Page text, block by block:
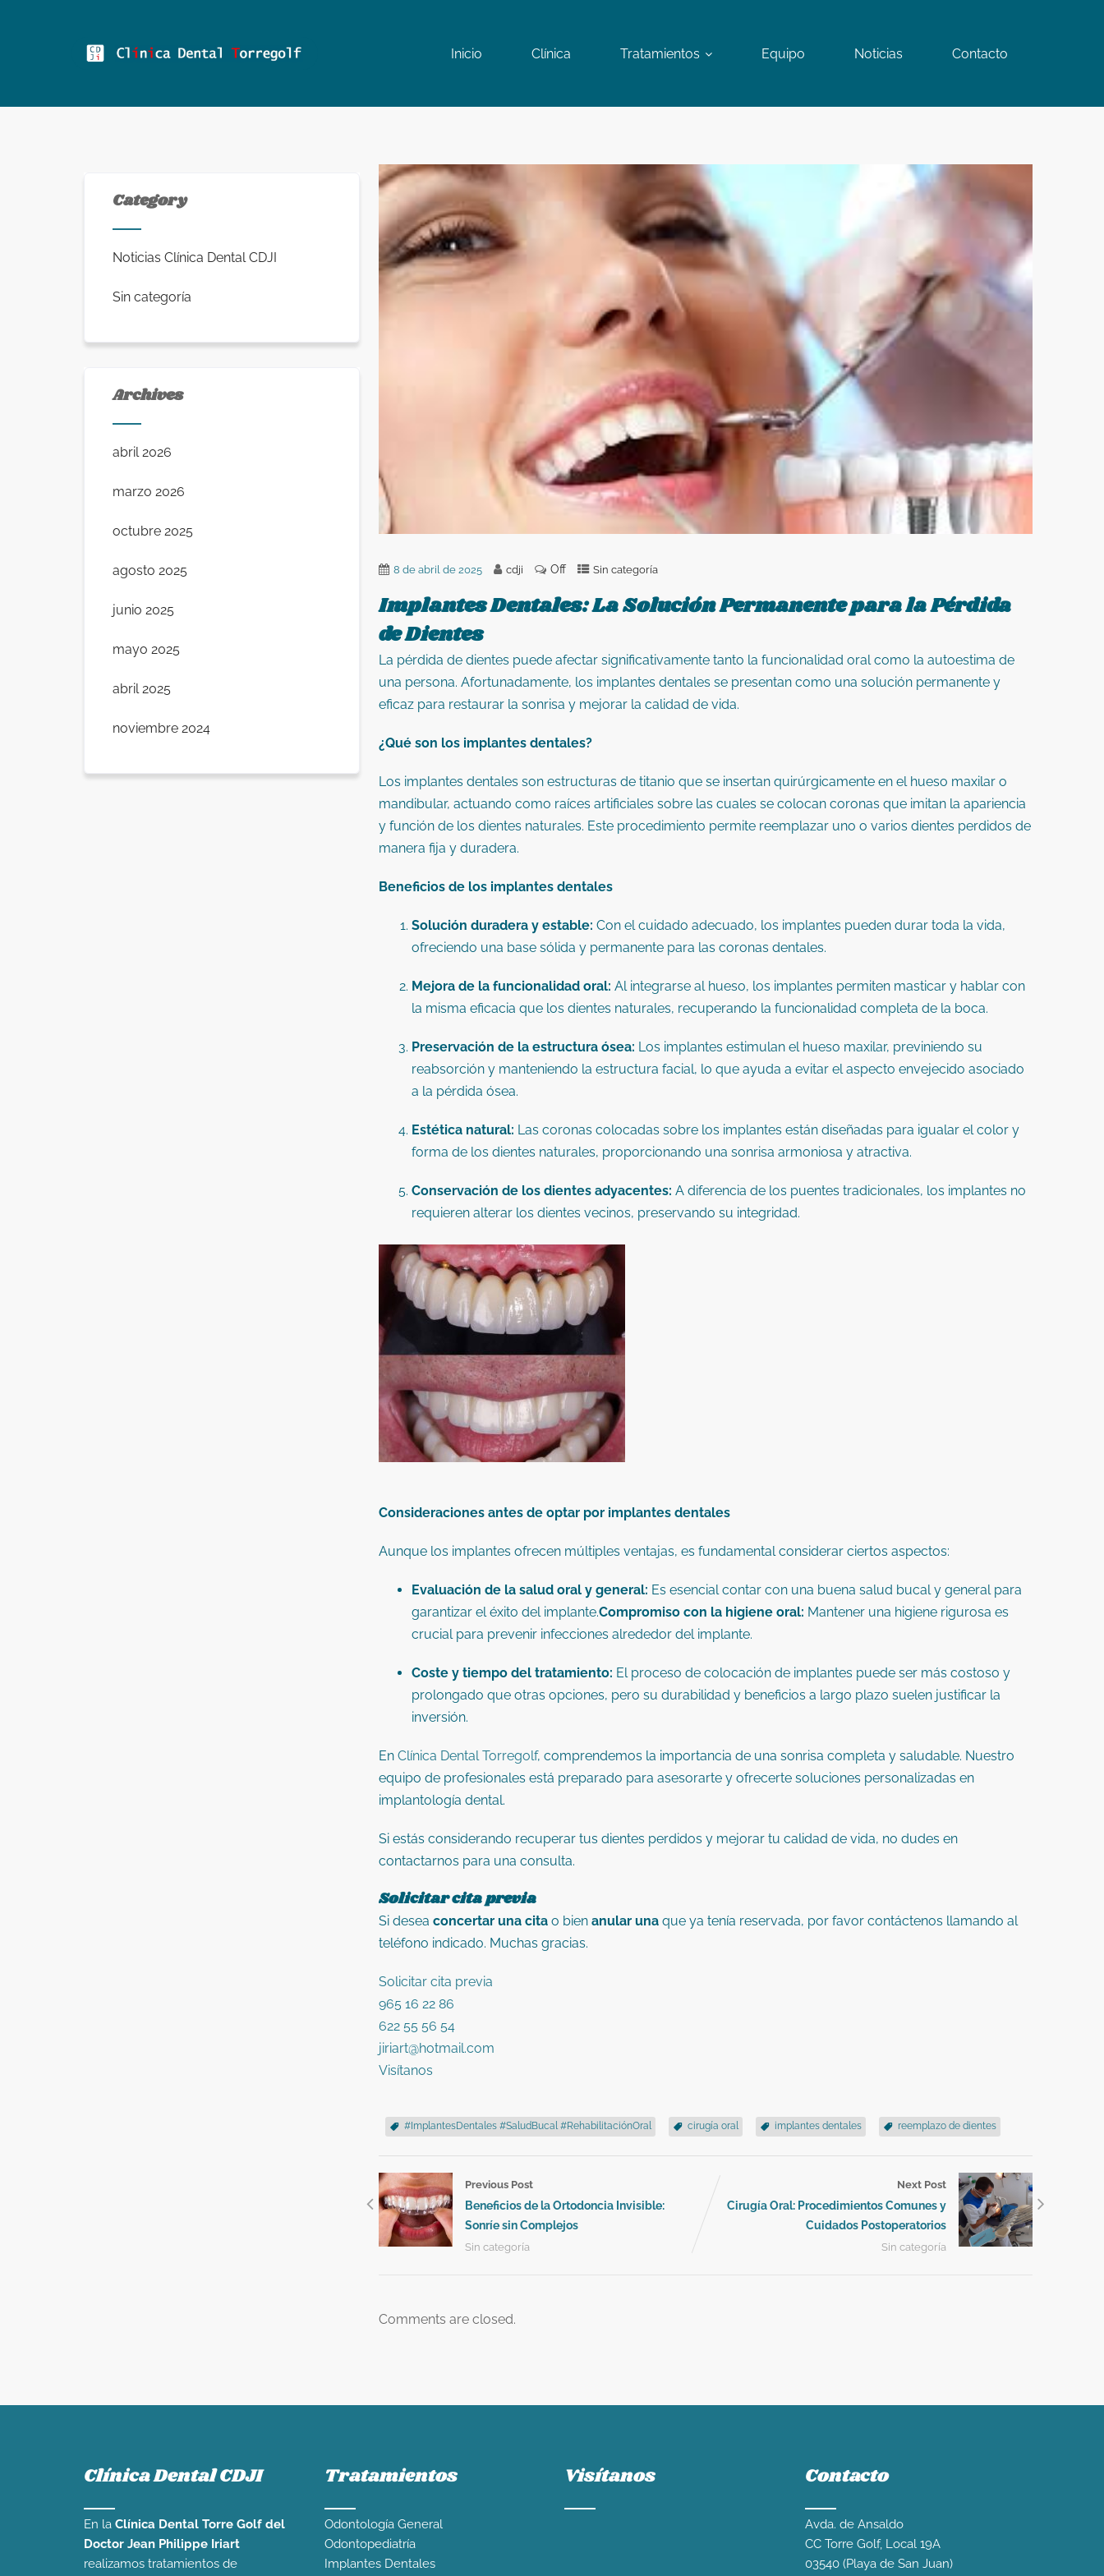
Inicio Clínica Tratamientos Equipo Noticias Contacto
8 de abril de 2025 cdji Off Sin categoría
Implantes Dentales: La Solución Permanente para la Pérdida
de Dientes
La pérdida de dientes puede afectar significativamente tanto la funcionalidad oral como la autoestima de
una persona. Afortunadamente, los implantes dentales se presentan como una solución permanente y
eficaz para restaurar la sonrisa y mejorar la calidad de vida.
¿Qué son los implantes dentales?
Los implantes dentales son estructuras de titanio que se insertan quirúrgicamente en el hueso maxilar o
mandibular, actuando como raíces artificiales sobre las cuales se colocan coronas que imitan la apariencia
y función de los dientes naturales. Este procedimiento permite reemplazar uno o varios dientes perdidos de
manera fija y duradera.
Beneficios de los implantes dentales
Solución duradera y estable: Con el cuidado adecuado, los implantes pueden durar toda la vida,
ofreciendo una base sólida y permanente para las coronas dentales.
Mejora de la funcionalidad oral: Al integrarse al hueso, los implantes permiten masticar y hablar con
la misma eficacia que los dientes naturales, recuperando la funcionalidad completa de la boca.
Preservación de la estructura ósea: Los implantes estimulan el hueso maxilar, previniendo su
reabsorción y manteniendo la estructura facial, lo que ayuda a evitar el aspecto envejecido asociado
a la pérdida ósea.
Estética natural: Las coronas colocadas sobre los implantes están diseñadas para igualar el color y
forma de los dientes naturales, proporcionando una sonrisa armoniosa y atractiva.
Conservación de los dientes adyacentes: A diferencia de los puentes tradicionales, los implantes no
requieren alterar los dientes vecinos, preservando su integridad.
Consideraciones antes de optar por implantes dentales
Aunque los implantes ofrecen múltiples ventajas, es fundamental considerar ciertos aspectos:
Evaluación de la salud oral y general: Es esencial contar con una buena salud bucal y general para
garantizar el éxito del implante.Compromiso con la higiene oral: Mantener una higiene rigurosa es
crucial para prevenir infecciones alrededor del implante.
Coste y tiempo del tratamiento: El proceso de colocación de implantes puede ser más costoso y
prolongado que otras opciones, pero su durabilidad y beneficios a largo plazo suelen justificar la
inversión.
EnClínica Dental Torregolf, comprendemos la importancia de una sonrisa completa y saludable. Nuestro
equipo de profesionales está preparado para asesorarte y ofrecerte soluciones personalizadas en
implantología dental.
Si estás considerando recuperar tus dientes perdidos y mejorar tu calidad de vida, no dudes en
contactarnos para una consulta.
Solicitar cita previa
Si deseaconcertar una cita o bienanular una que ya tenía reservada, por favor contáctenos llamando al
teléfono indicado. Muchas gracias.
Solicitar cita previa
965 16 22 86
622 55 56 54
jiriart@hotmail.com
Visítanos
#ImplantesDentales #SaludBucal #RehabilitaciónOral cirugía oral implantes dentales reemplazo de dientes
Previous Post
Beneficios de la Ortodoncia Invisible:
Sonríe sin Complejos
Sin categoría
Next Post
Cirugía Oral: Procedimientos Comunes y
Cuidados Postoperatorios
Sin categoría
Comments are closed.
Category
Noticias Clínica Dental CDJI
Sin categoría
Archives
abril 2026
marzo 2026
octubre 2025
agosto 2025
junio 2025
mayo 2025
abril 2025
noviembre 2024
Clínica Dental CDJI
En la Clínica Dental Torre Golf del
Doctor Jean Philippe Iriart
realizamos tratamientos de
Tratamientos
Odontología General
Odontopediatría
Implantes Dentales
Visítanos Contacto
Avda. de Ansaldo
CC Torre Golf, Local 19A
03540 (Playa de San Juan)